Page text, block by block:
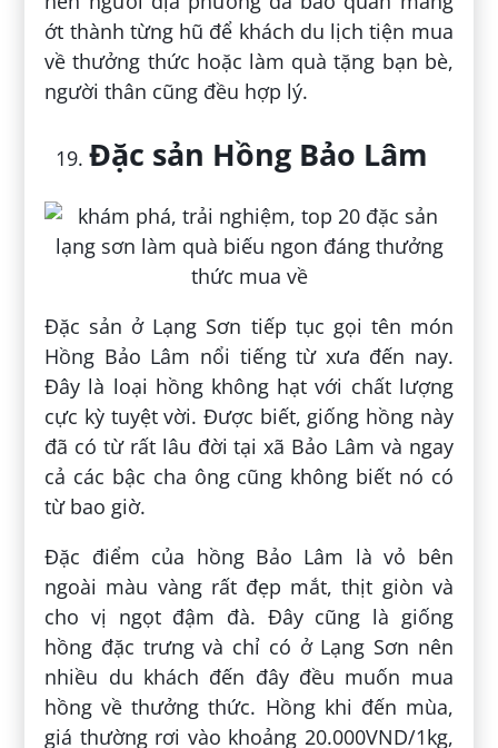
ớt thành từng hũ để khách du lịch tiện mua
về thưởng thức hoặc làm quà tặng bạn bè,
người thân cũng đều hợp lý.
Đặc sản Hồng Bảo Lâm
Đặc sản ở Lạng Sơn tiếp tục gọi tên món
Hồng Bảo Lâm nổi tiếng từ xưa đến nay.
Đây là loại hồng không hạt với chất lượng
cực kỳ tuyệt vời. Được biết, giống hồng này
đã có từ rất lâu đời tại xã Bảo Lâm và ngay
cả các bậc cha ông cũng không biết nó có
từ bao giờ.
Đặc điểm của hồng Bảo Lâm là vỏ bên
ngoài màu vàng rất đẹp mắt, thịt giòn và
cho vị ngọt đậm đà. Đây cũng là giống
hồng đặc trưng và chỉ có ở Lạng Sơn nên
nhiều du khách đến đây đều muốn mua
hồng về thưởng thức. Hồng khi đến mùa,
giá thường rơi vào khoảng 20.000VND/1kg,